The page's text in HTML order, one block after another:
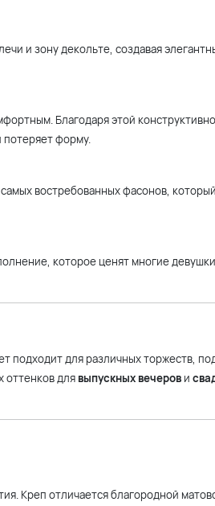
и зону декольте, создавая
Благодаря этой
потеряет форму.
востребованных фасонов,
которое ценят многие
подходит для различных торжеств,
оттенков для выпускных вечеров и
Креп отличается благородной